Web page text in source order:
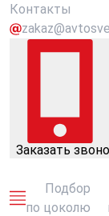
Контакты
Заказать
Подбор
по цоколю